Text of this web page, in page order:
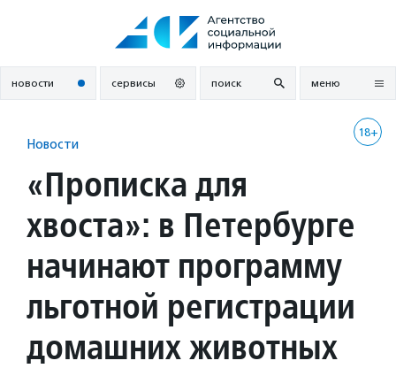
новости сервисы поиск меню
18+
Новости
«Прописка для
хвоста»: в Петербурге
начинают программу
льготной регистрации
домашних животных